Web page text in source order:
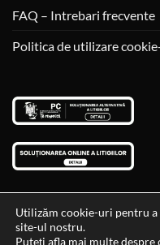
FAQ – Intrebari frecvente
Politica de utilizare
Utilizăm cookie-uri pentru a
site-ul nostru.
Puteți afla mai multe